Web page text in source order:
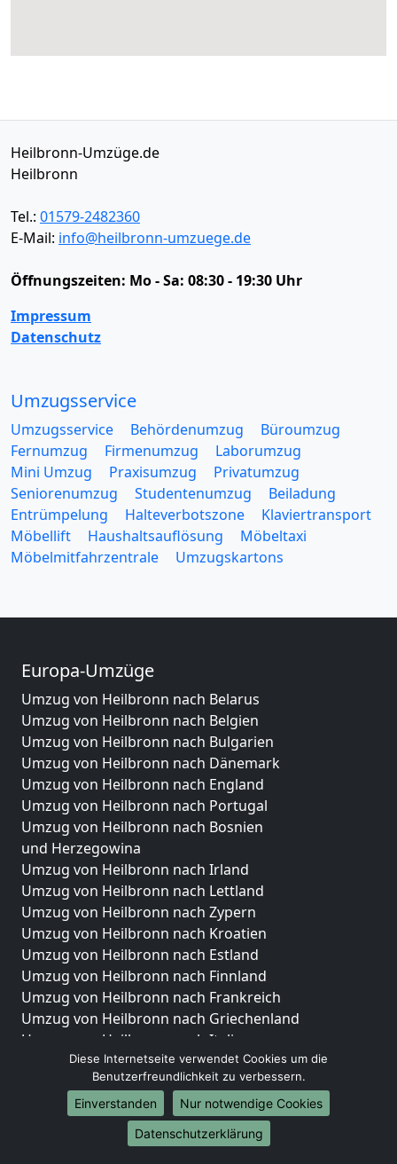
Heilbronn-Umzüge.de
Heilbronn
Tel.: 01579-2482360
E-Mail: info@heilbronn-umzuege.de
Öffnungszeiten: Mo - Sa: 08:30 - 19:30 Uhr
Impressum
Datenschutz
Umzugsservice
Umzugsservice Behördenumzug
Büroumzug
Fernumzug
Firmenumzug
Laborumzug
Mini Umzug
Praxisumzug
Privatumzug
Seniorenumzug
Studentenumzug
Beiladung
Entrümpelung
Halteverbotszone
Klaviertransport
Möbellift
Haushaltsauflösung
Möbeltaxi
Möbelmitfahrzentrale
Umzugskartons
Europa-Umzüge
Umzug von Heilbronn nach Belarus
Umzug von Heilbronn nach Belgien
Umzug von Heilbronn nach Bulgarien
Umzug von Heilbronn nach Dänemark
Umzug von Heilbronn nach England
Umzug von Heilbronn nach Portugal
Umzug von Heilbronn nach Bosnien
und Herzegowina
Umzug von Heilbronn nach Irland
Umzug von Heilbronn nach Lettland
Umzug von Heilbronn nach Zypern
Umzug von Heilbronn nach Kroatien
Umzug von Heilbronn nach Estland
Umzug von Heilbronn nach Finnland
Umzug von Heilbronn nach Frankreich
Umzug von Heilbronn nach Griechenland
Umzug von Heilbronn nach Italien
Umzug von Heilbronn nach Liechtenstein
Umzug von Heilbronn nach Luxemburg
Umzug von Heilbronn nach Niederlande
Umzug von Heilbronn nach Norwegen
Diese Internetseite verwendet Cookies um die
Benutzerfreundlichkeit zu verbessern.
Einverstanden
Nur notwendige Cookies
Datenschutzerklärung